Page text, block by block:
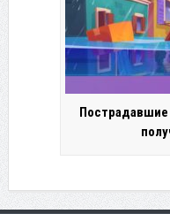
Пострадавшие